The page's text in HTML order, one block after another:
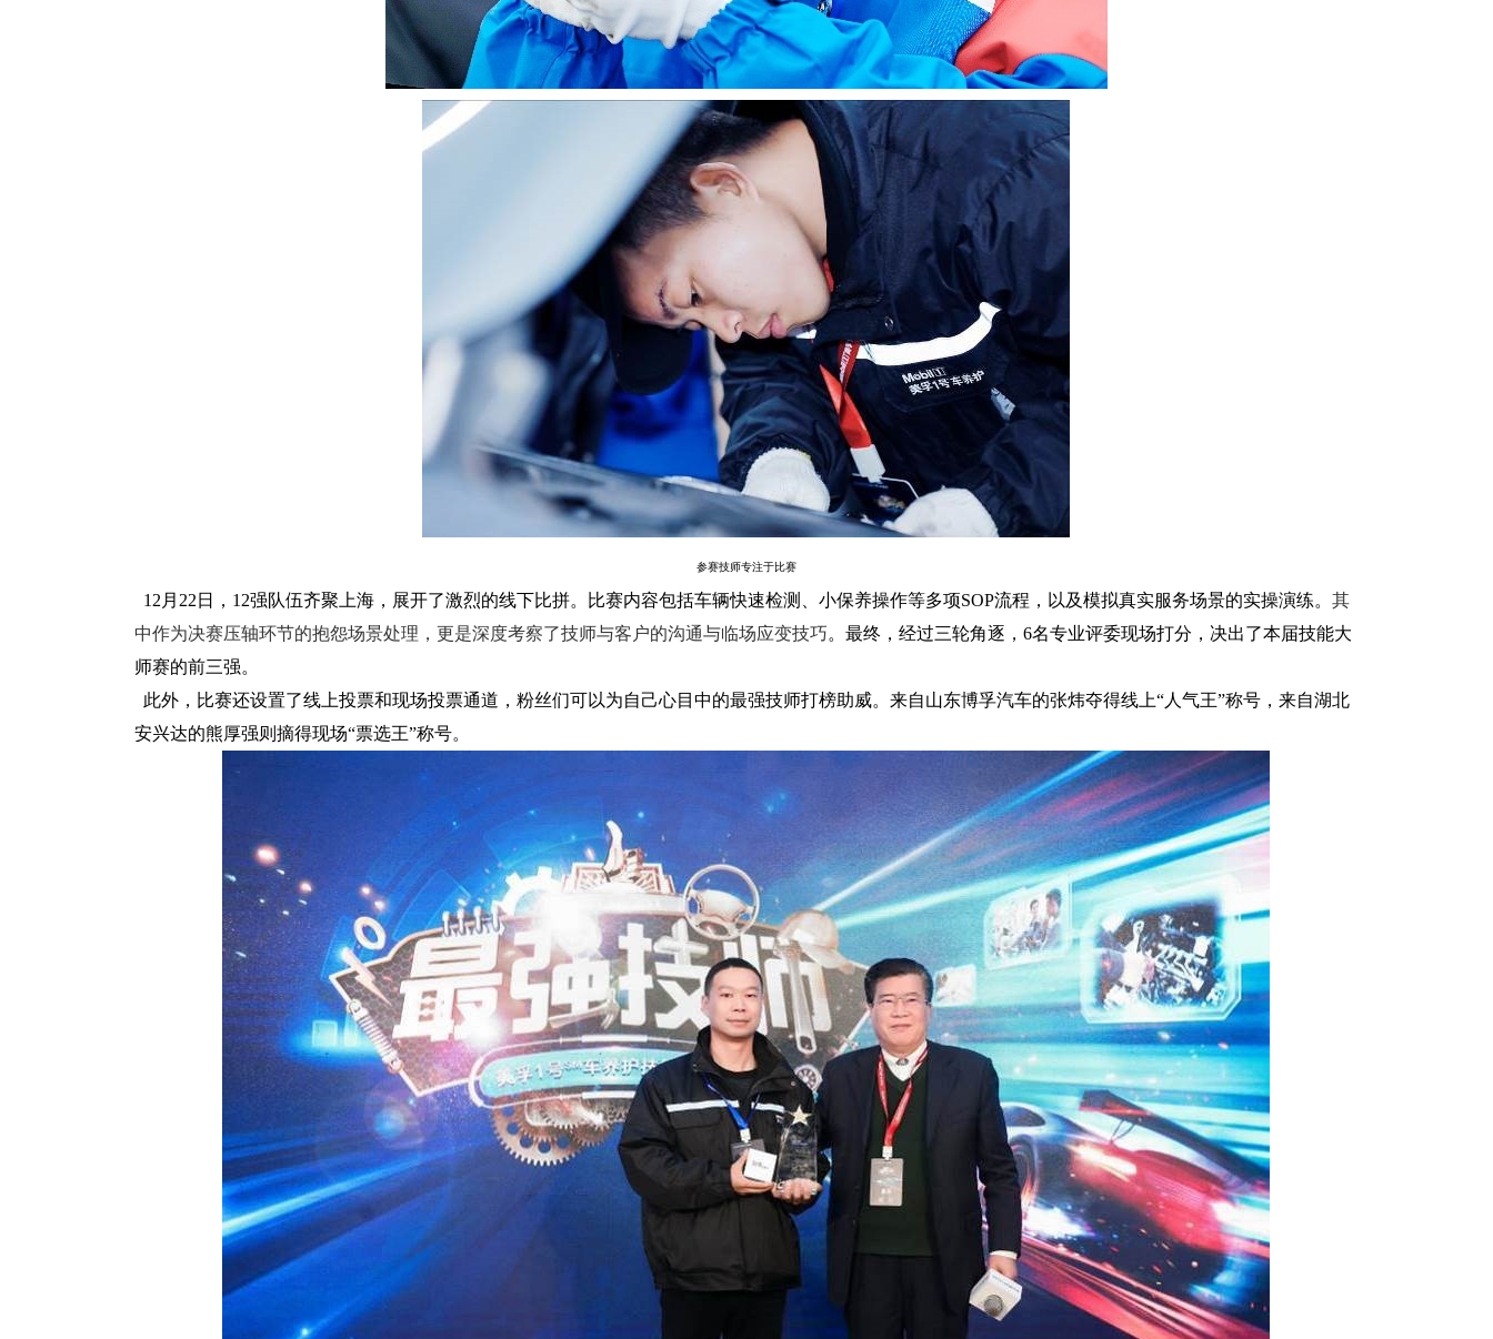
参赛技师专注于比赛
12 月 22 日， 12强队伍齐聚上海，展开了激烈的线下比拼。比赛内容包括车辆快速检测、小保养操作等多项SOP流程，以及模拟真实服务场景的实操演练。 其
中作为决赛压轴环节的抱怨场景处理 ， 更是深度考察了技师与客户的沟通与临场应变技巧。最终，经过三轮角逐， 6名专业评委现场打分，决出了本届技能大
师赛的前三强。
此外，比赛还设置了线上投票和现场投票通道，粉丝们可以为自己心目中的最强技师打榜助威。来自山东博孚汽车的张炜夺得线上“人气王”称号，来自湖北
安兴达的熊厚强则摘得现场“票选王”称号。